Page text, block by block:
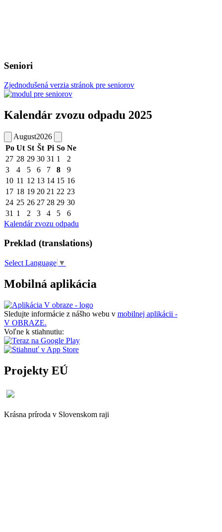
Seniori
Zjednodušená verzia stránok pre seniorov
Kalendár zvozu odpadu 2025
August2026
Po Ut St Št Pi So Ne
27 28 29 30 31 1
2
3
4 5 6 7 8
9
10 11 12 13 14 15 16
17 18 19 20 21 22 23
24 25 26 27 28 29 30
31 1 2 3 4 5
6
Kalendár zvozu odpadu
Preklad (translations)
Select Language ▼
Mobilná aplikácia
Sledujte informácie z nášho webu v mobilnej aplikácii -
V OBRAZE.
Voľne k stiahnutiu:
Projekty EÚ
Krásna príroda v Slovenskom raji